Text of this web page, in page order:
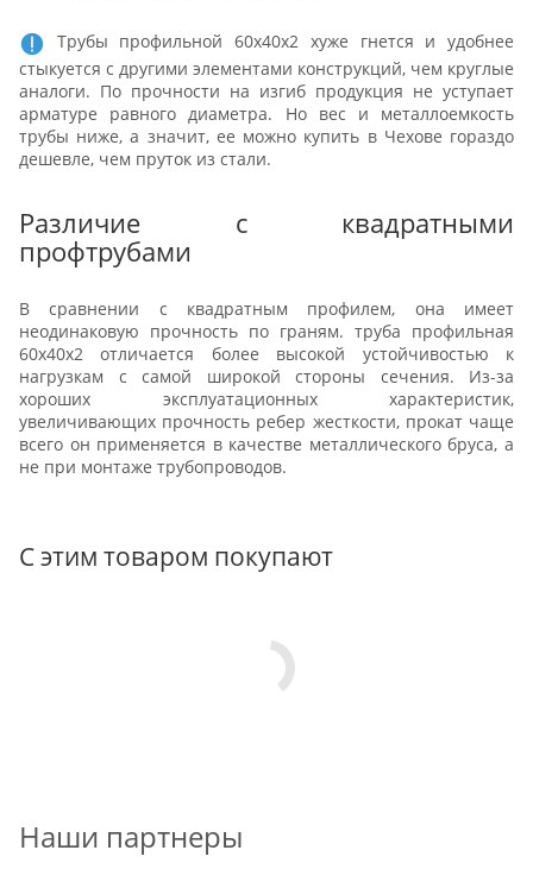
Трубы профильной 60х40х2 хуже гнется и удобнее
стыкуется с другими элементами конструкций, чем круглые
аналоги. По прочности на изгиб продукция не уступает
арматуре равного диаметра. Но вес и металлоемкость
трубы ниже, а значит, ее можно купить в Чехове гораздо
дешевле, чем пруток из стали.
Различие с квадратными
профтрубами
В сравнении с квадратным профилем, она имеет
неодинаковую прочность по граням. труба профильная
60х40х2 отличается более высокой устойчивостью к
нагрузкам с самой широкой стороны сечения. Из-за
хороших эксплуатационных характеристик,
увеличивающих прочность ребер жесткости, прокат чаще
всего он применяется в качестве металлического бруса, а
не при монтаже трубопроводов.
С этим товаром покупают
Наши партнеры